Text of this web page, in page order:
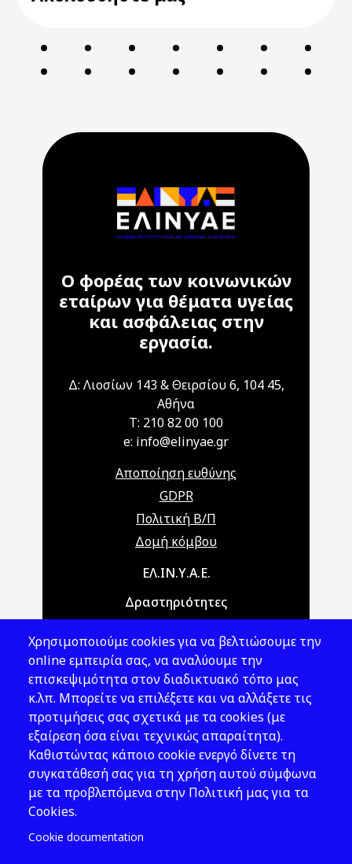
Ο φορέας των κοινωνικών
εταίρων για θέματα υγείας
και ασφάλειας στην
εργασία.
Δ: Λιοσίων 143 & Θειρσίου 6, 104 45,
Αθήνα
T: 210 82 00 100
e: info@elinyae.gr
Αποποίηση ευθύνης
GDPR
Πολιτική Β/Π
Δομή κόμβου
Main navigationΕΛ.ΙΝ.Υ.Α.Ε.
Δραστηριότητες
Νομοθεσία
Εκδόσεις
Νέα - Εκδηλώσεις
Ακολουθήστε μας
Χρησιμοποιούμε cookies για να βελτιώσουμε την
online εμπειρία σας, να αναλύουμε την
επισκεψιμότητα στον διαδικτυακό τόπο μας
κ.λπ. Μπορείτε να επιλέξετε και να αλλάξετε τις
προτιμήσεις σας σχετικά με τα cookies (με
εξαίρεση όσα είναι τεχνικώς απαραίτητα).
Καθιστώντας κάποιο cookie ενεργό δίνετε τη
συγκατάθεσή σας για τη χρήση αυτού σύμφωνα
με τα προβλεπόμενα στην Πολιτική μας για τα
Cookies.
Cookie documentation